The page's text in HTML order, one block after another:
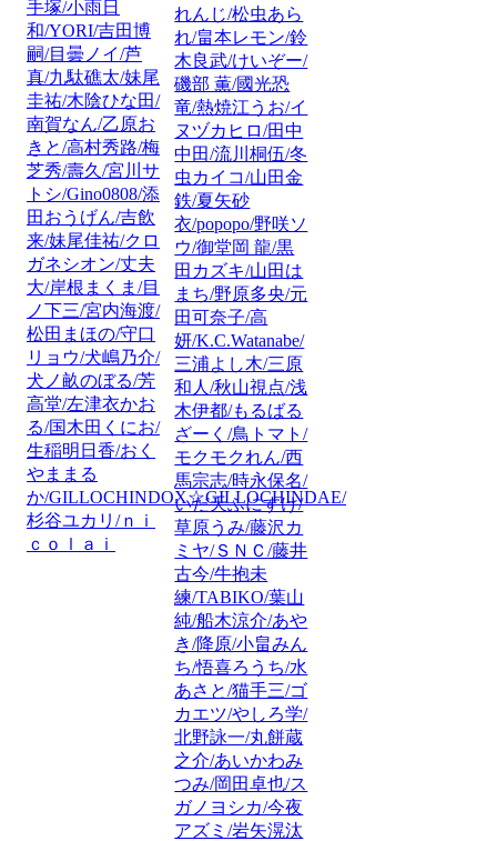
手塚/小雨日
和/YORI/吉田博
嗣/目曇ノイ/芦
真/九駄礁太/妹尾
圭祐/木陰ひな田/
南賀なん/乙原お
きと/高村秀路/梅
芝秀/壽久/宮川サ
トシ/Gino0808/添
田おうげん/吉飲
来/妹尾佳祐/クロ
ガネシオン/丈夫
大/岸根まくま/目
ノ下三/宮内海渡/
松田まほの/守口
リョウ/犬嶋乃介/
犬ノ畝のぼる/芳
高堂/左津衣かお
る/国木田くにお/
生稲明日香/おく
やままる
か/GILLOCHINDOX☆GILLOCHINDAE/
杉谷ユカリ/ｎｉ
ｃｏｌａｉ
れんじ/松虫あら
れ/畠本レモン/鈴
木良武/けいぞー/
磯部 薫/國光恐
竜/熱焼江うお/イ
ヌヅカヒロ/田中
中田/流川桐伍/冬
虫カイコ/山田金
鉄/夏矢砂
衣/popopo/野咲ソ
ウ/御堂岡 龍/黒
田カズキ/山田は
まち/野原多央/元
田可奈子/高
妍/K.C.Watanabe/
三浦よし木/三原
和人/秋山視点/浅
木伊都/もるばる
ざーく/鳥トマト/
モクモクれん/西
馬宗志/時永保名/
いだ天ふにすけ/
草原うみ/藤沢カ
ミヤ/ＳＮＣ/藤井
古今/牛抱未
練/TABIKO/葉山
純/船木涼介/あや
き/降原/小畠みん
ち/悟喜ろうち/水
あさと/猫手三/ゴ
カエツ/やしろ学/
北野詠一/丸餅蔵
之介/あいかわみ
つみ/岡田卓也/ス
ガノヨシカ/今夜
アズミ/岩矢滉汰